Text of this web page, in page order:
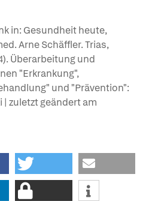
in: Gesundheit heute,
Arne Schäffler. Trias,
Überarbeitung und
"Erkrankung",
und "Prävention":
| zuletzt geändert am